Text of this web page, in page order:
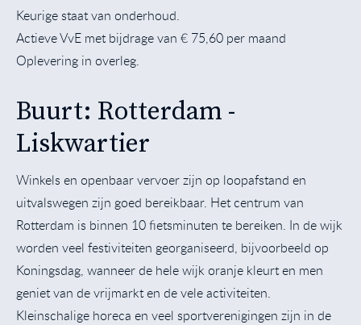
Keurige staat van onderhoud.
Actieve VvE met bijdrage van € 75,60 per maand
Oplevering in overleg.
Buurt: Rotterdam -
Liskwartier
Winkels en openbaar vervoer zijn op loopafstand en
uitvalswegen zijn goed bereikbaar. Het centrum van
Rotterdam is binnen 10 fietsminuten te bereiken. In de wijk
worden veel festiviteiten georganiseerd, bijvoorbeeld op
Koningsdag, wanneer de hele wijk oranje kleurt en men
geniet van de vrijmarkt en de vele activiteiten.
Kleinschalige horeca en veel sportverenigingen zijn in de